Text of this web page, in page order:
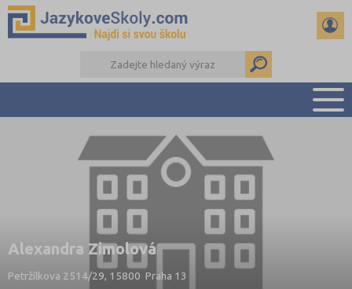
PŘEHLED ŠKOL
PŘÍPRAVA NA ZKOUŠKY A K MATURITĚ
RADY A ČLÁNKY
KONTAKTY
DALŠÍ DRUHY ŠKOL
Alexandra Zimolová
Petržílkova 2514/29, 15800 Praha 13